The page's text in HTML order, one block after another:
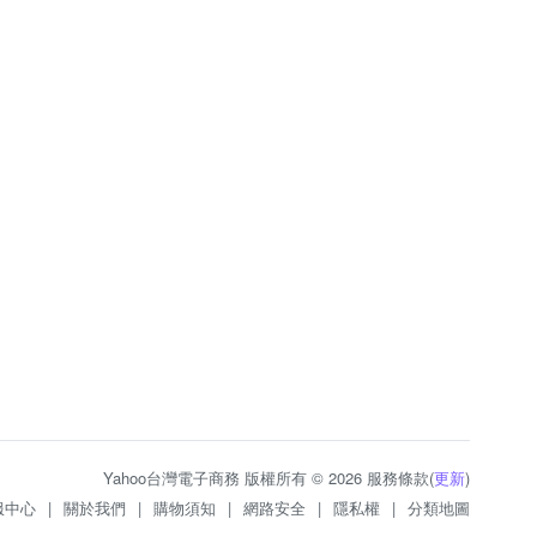
Yahoo台灣電子商務 版權所有 © 2026 服務條款(更新)
中心 | 關於我們 | 購物須知 | 網路安全 | 隱私權 | 分類地圖